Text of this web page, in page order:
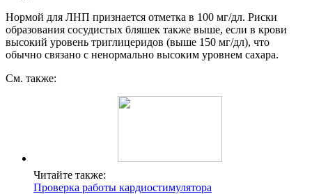
Нормой для ЛНП признается отметка в 100 мг/дл. Риски
образования сосудистых бляшек также выше, если в крови
высокий уровень триглицеридов (выше 150 мг/дл), что
обычно связано с ненормально высоким уровнем сахара.
См. также:
Читайте также:
Проверка работы кардиостимулятора